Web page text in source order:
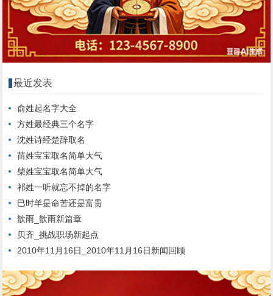
最近发表
俞姓起名字大全
方姓最经典三个名字
沈姓诗经楚辞取名
苗姓宝宝取名简单大气
柴姓宝宝取名简单大气
祁姓一听就忘不掉的名字
巳时羊是命苦还是富贵
歆雨_歆雨新篇章
贝齐_挑战职场新起点
2010年11月16日_2010年11月16日新闻回顾